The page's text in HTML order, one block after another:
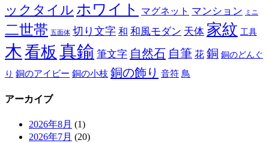
ックタイル ホワイト マグネット マンション ミニ
二世帯 五面体 切り文字 和 和風モダン 天体 家紋 工具
木看板 真鍮 筆文字 自然石 自筆 花 銅 銅のどんぐ
り 銅のアイビー 銅の小枝 銅の飾り 音符 鳥
アーカイブ
2026年8月 (1)
2026年7月 (20)